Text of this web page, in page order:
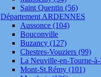
Saint Quentin (56)
Département ARDENNES
Aussonce (104)
Bouconville
Buzancy (127)
Chestres-Vouziers (99)
La Neuville-en-Tourne-
Mont-St.Rémy (101)